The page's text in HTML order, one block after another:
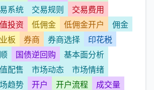
系统 交易规则
交易费用
投资 低佣金 低佣金开户
佣金
板 券商 券商选择
印花税
国债逆回购
基本面分析
配售 市场动态
市场情绪
趋势 开户 开户流程
成交量